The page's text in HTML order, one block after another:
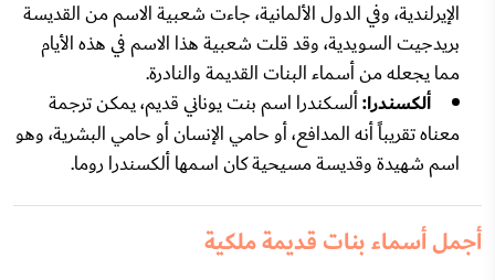
الإيرلندية، وفي الدول الألمانية، جاءت شعبية الاسم من القديسة
بريدجيت السويدية، وقد قلت شعبية هذا الاسم في هذه الأيام
مما يجعله من أسماء البنات القديمة والنادرة.
ألكسندرا:ألسكندرا اسم بنت يوناني قديم، يمكن ترجمة
معناه تقريباً أنه المدافع، أو حامي الإنسان أو حامي البشرية، وهو
اسم شهيدة وقديسة مسيحية كان اسمها ألكسندرا روما.
أجمل أسماء بنات قديمة ملكية